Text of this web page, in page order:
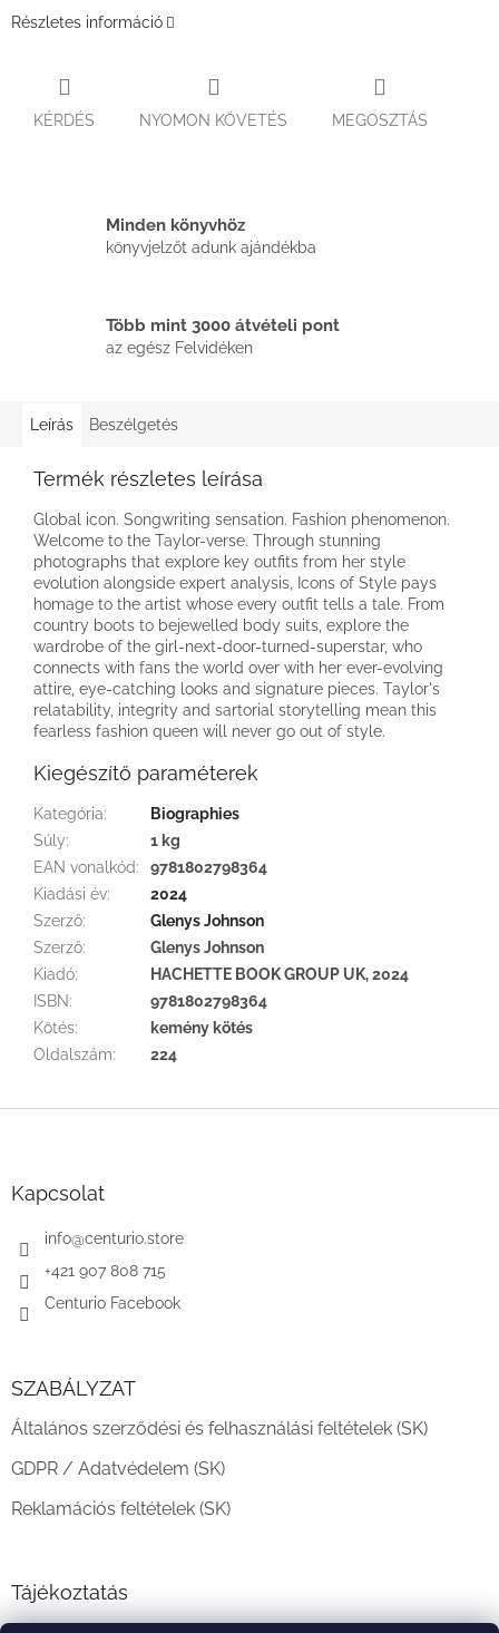
Részletes információ
KÉRDÉS NYOMON KÖVETÉS MEGOSZTÁS
Minden könyvhöz
könyvjelzőt adunk ajándékba
Több mint 3000 átvételi pont
az egész Felvidéken
Leírás Beszélgetés
Termék részletes leírása
Global icon. Songwriting sensation. Fashion phenomenon.
Welcome to the Taylor-verse. Through stunning
photographs that explore key outfits from her style
evolution alongside expert analysis, Icons of Style pays
homage to the artist whose every outfit tells a tale. From
country boots to bejewelled body suits, explore the
wardrobe of the girl-next-door-turned-superstar, who
connects with fans the world over with her ever-evolving
attire, eye-catching looks and signature pieces. Taylor's
relatability, integrity and sartorial storytelling mean this
fearless fashion queen will never go out of style.
Kiegészítő paraméterek
Kategória:
Biographies
Súly:
1 kg
EAN vonalkód:
9781802798364
Kiadási év:
2024
Szerző:
Glenys Johnson
Szerző:
Glenys Johnson
Kiadó:
HACHETTE BOOK GROUP UK, 2024
ISBN:
9781802798364
Kötés:
kemény kötés
Oldalszám: 224
Kapcsolat
info@centurio.store
+421 907 808 715
Centurio Facebook
SZABÁLYZAT
Általános szerződési és felhasználási feltételek (SK)
GDPR / Adatvédelem (SK)
Reklamációs feltételek (SK)
Tájékoztatás